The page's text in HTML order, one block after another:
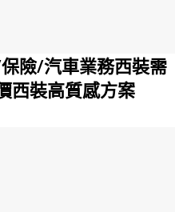
險/汽車業務西裝需
西裝高質感方案